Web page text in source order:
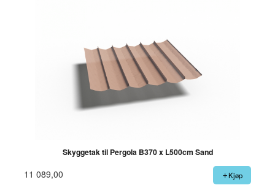
Skyggetak til Pergola B370 x L500cm Sand
11 089,00 Kjøp